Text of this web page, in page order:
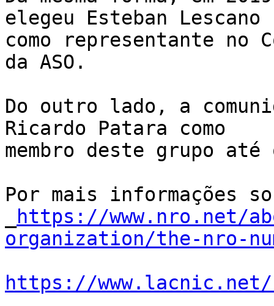
elegeu Esteban Lescano
como representante no
da ASO.
Do outro lado, a
Ricardo Patara como
membro deste grupo
Por mais informações
https://www.nro.net/
organization/the-nro-
https://